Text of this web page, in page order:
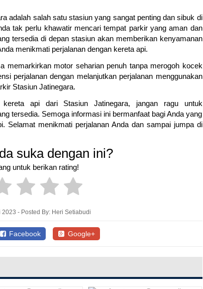
adalah salah satu stasiun yang sangat penting dan sibuk di
tak perlu khawatir mencari tempat parkir yang aman dan
tersedia di depan stasiun akan memberikan kenyamanan
menikmati perjalanan dengan kereta api.
memarkirkan motor seharian penuh tanpa merogoh kocek
perjalanan dengan melanjutkan perjalanan menggunakan
Stasiun Jatinegara.
api dari Stasiun Jatinegara, jangan ragu untuk
tersedia. Semoga informasi ini bermanfaat bagi Anda yang
Selamat menikmati perjalanan Anda dan sampai jumpa di
suka dengan ini?
untuk berikan rating!
2023 - Posted By: Heri Setiabudi
Facebook Google+